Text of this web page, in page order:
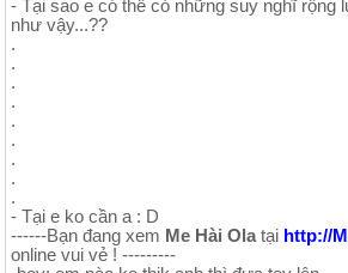
- Tại sao e có thể có những suy nghĩ rộng
như vậy...??
.
.
.
.
.
.
.
.
.
- Tại e ko cần a : D
------Bạn đang xem Me Hài Ola tại http://
online vui vẻ ! ---------